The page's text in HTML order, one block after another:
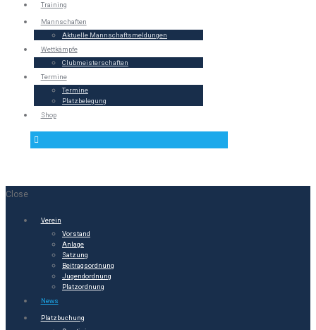
Training
Mannschaften
Aktuelle Mannschaftsmeldungen
Wettkämpfe
Clubmeisterschaften
Termine
Termine
Platzbelegung
Shop
Close
Verein
Vorstand
Anlage
Satzung
Beitragsordnung
Jugendordnung
Platzordnung
News
Platzbuchung